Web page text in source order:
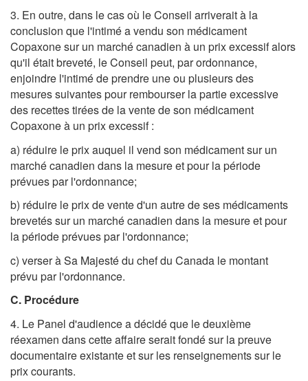
3. En outre, dans le cas où le Conseil arriverait à la
conclusion que l'intimé a vendu son médicament
Copaxone sur un marché canadien à un prix excessif alors
qu'il était breveté, le Conseil peut, par ordonnance,
enjoindre l'intimé de prendre une ou plusieurs des
mesures suivantes pour rembourser la partie excessive
des recettes tirées de la vente de son médicament
Copaxone à un prix excessif :
a) réduire le prix auquel il vend son médicament sur un
marché canadien dans la mesure et pour la période
prévues par l'ordonnance;
b) réduire le prix de vente d'un autre de ses médicaments
brevetés sur un marché canadien dans la mesure et pour
la période prévues par l'ordonnance;
c) verser à Sa Majesté du chef du Canada le montant
prévu par l'ordonnance.
C. Procédure
4. Le Panel d'audience a décidé que le deuxième
réexamen dans cette affaire serait fondé sur la preuve
documentaire existante et sur les renseignements sur le
prix courants.